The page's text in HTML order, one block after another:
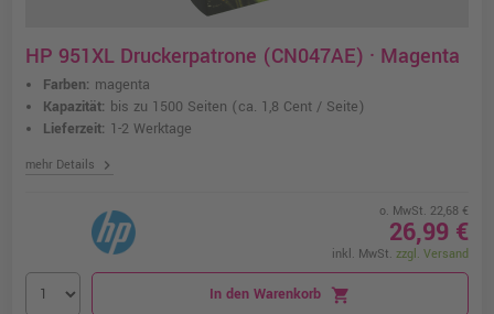
HP 951XL Druckerpatrone (CN047AE) · Magenta
Farben: magenta
Kapazität: bis zu 1500 Seiten (ca. 1,8 Cent / Seite)
Lieferzeit: 1-2 Werktage
mehr Details chevron_right
o. MwSt. 22,68 €
26,99 €
inkl. MwSt. zzgl. Versand
In den Warenkorb shopping_cart